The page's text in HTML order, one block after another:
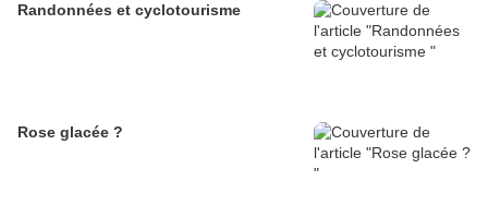
Randonnées et cyclotourisme
Rose glacée ?